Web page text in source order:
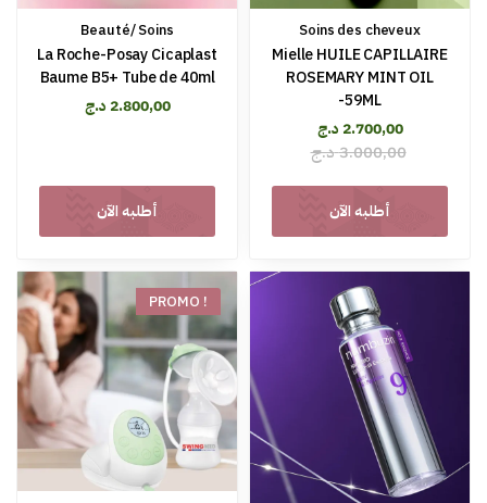
Beauté/ Soins
La Roche-Posay Cicaplast
Baume B5+ Tube de 40ml
2.800,00 د.ج
أطلبه الآن
Soins des cheveux
Mielle HUILE CAPILLAIRE
ROSEMARY MINT OIL
-59ML
2.700,00 د.ج
3.000,00د.ج
أطلبه الآن
PROMO !